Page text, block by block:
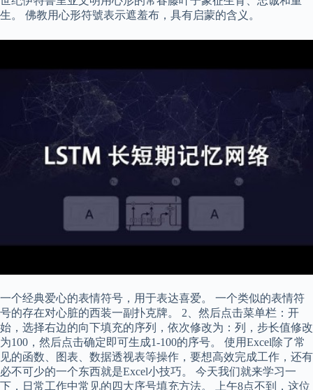
生。 佛教用心形符號表示遮羞布，具有启蒙的含义。
一个经典爱心的表情符号，用于表达喜爱。 一个类似的表情符
号的存在对心脏的西装一副扑克牌。 2、然后点击菜单栏：开
始，选择右边的向下填充的序列，依次修改为：列，步长值修改
为100，然后点击确定即可生成1-100的序号。 使用Excel除了常
见的函数、图表、数据透视表等操作，要想高效完成工作，还有
必不可少的一个东西就是Excel小技巧。 今天我们就来学习一
下，日常工作中常见的四大序号填充方法。 上午8点不到，这位